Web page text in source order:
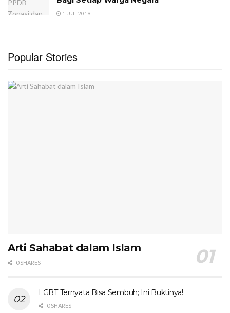
1 JULI 2019
Popular Stories
Arti Sahabat dalam Islam
0 SHARES
LGBT Ternyata Bisa Sembuh; Ini Buktinya!
0 SHARES